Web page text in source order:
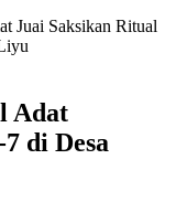
Juai Saksikan Ritual
Adat
di Desa